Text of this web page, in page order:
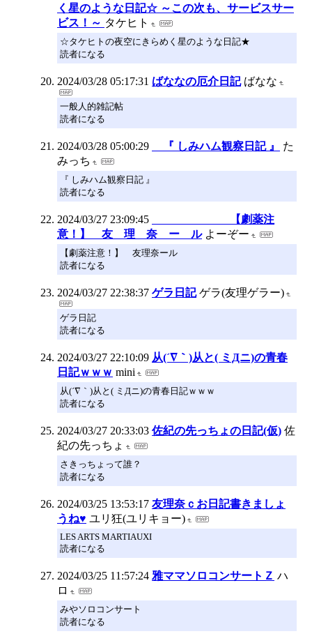
く星のような日記☆ ～この次も、サービスサー
ビス！～ タケヒト
☆タケヒトの夜空にきらめく星のような日記★
読者になる
2024/03/28 05:17:31 ばななの厄介日記 ばなな
一般人的雑記帖
読者になる
2024/03/28 05:00:29 『 しみハム観察日記 』
た
みっち
『 しみハム観察日記 』
読者になる
2024/03/27 23:09:45
【劇薬注
意！】 友 理 奈 ー ル よーぞー
【劇薬注意！】 友理奈ール
読者になる
2024/03/27 22:38:37 ゲラ日記 ゲラ(友理ゲラー)
ゲラ日記
読者になる
2024/03/27 22:10:09 从(´∇｀)从と( ミДニ)の青春
日記ｗｗｗ mini
从(´∇｀)从と( ミДニ)の青春日記ｗｗｗ
読者になる
2024/03/27 20:33:03 佐紀の先っちょの日記(仮) 佐
紀の先っちょ
さきっちょって誰？
読者になる
2024/03/25 13:53:17 友理奈ｃお日記書きましょ
うね♥ ユリ狂(ユリキョー)
LES ARTS MARTIAUXI
読者になる
2024/03/25 11:57:24 雅ママソロコンサートＺ ハ
ロ
みやソロコンサート
読者になる